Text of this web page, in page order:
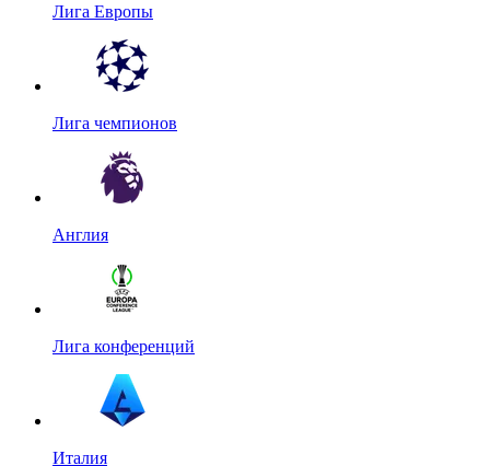
Лига Европы
Лига чемпионов
Англия
Лига конференций
Италия